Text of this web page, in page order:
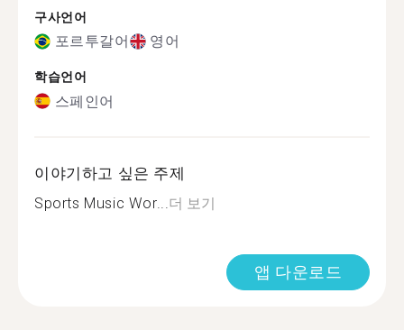
구사언어
포르투갈어 영어
학습언어
스페인어
이야기하고 싶은 주제
Sports Music Wor... 더 보기
앱 다운로드